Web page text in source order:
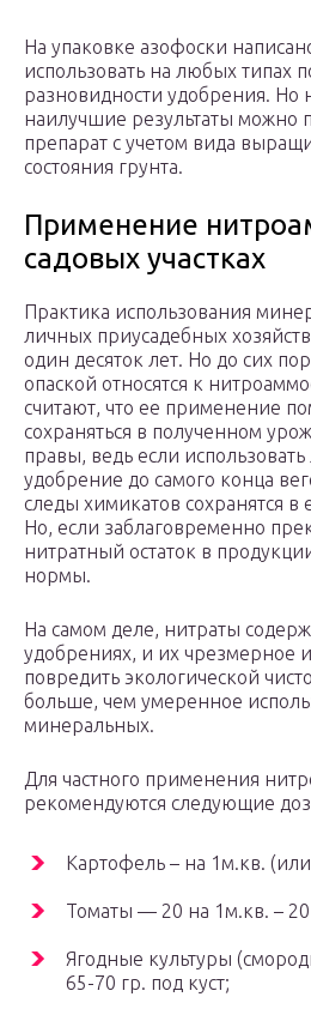
На упаковке азофоски
использовать на любых типах
разновидности удобрения. Но
наилучшие результаты можно
препарат с учетом вида
состояния грунта.
Применение
садовых участках
Практика использования
личных приусадебных
один десяток лет. Но до сих
опаской относятся к
считают, что ее применение
сохраняться в полученном
правы, ведь если
удобрение до самого конца
следы химикатов сохранятся в
Но, если заблаговременно
нитратный остаток в
нормы.
На самом деле, нитраты
удобрениях, и их чрезмерное
повредить экологической
больше, чем умеренное
минеральных.
Для частного применения
рекомендуются следующие
Картофель – на 1м.кв.
Томаты — 20 на 1м.кв. – 20
Ягодные культуры
65-70 гр. под куст;